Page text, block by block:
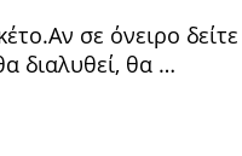
σε όνειρο
διαλυθεί, θα …